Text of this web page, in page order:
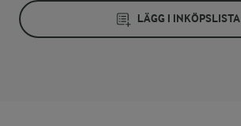
LÄGG I INKÖPSLISTA